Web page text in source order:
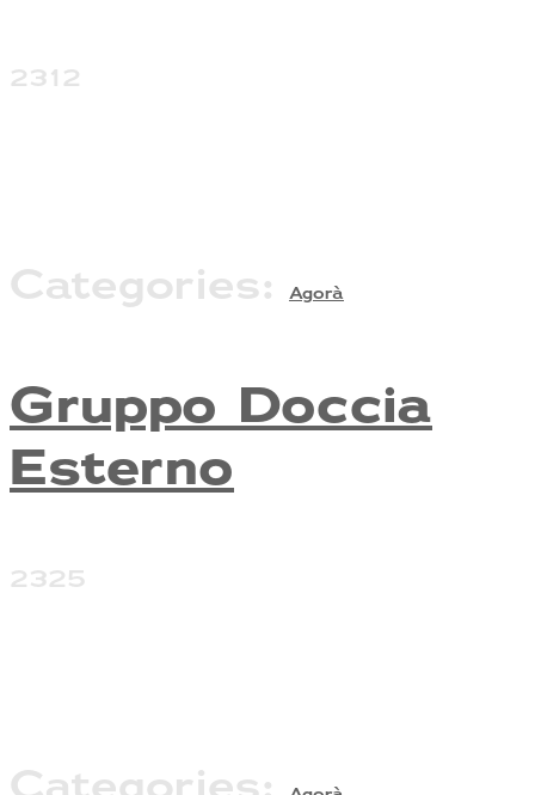
2312
Categories: Agorà
Gruppo Doccia
Esterno
2325